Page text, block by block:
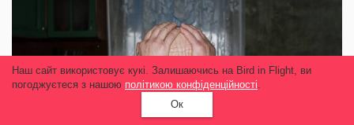
Наш сайт використовує кукі. Залишаючись на Bird in Flight, ви
погоджуєтеся з нашою політикою конфіденційності.
Ок